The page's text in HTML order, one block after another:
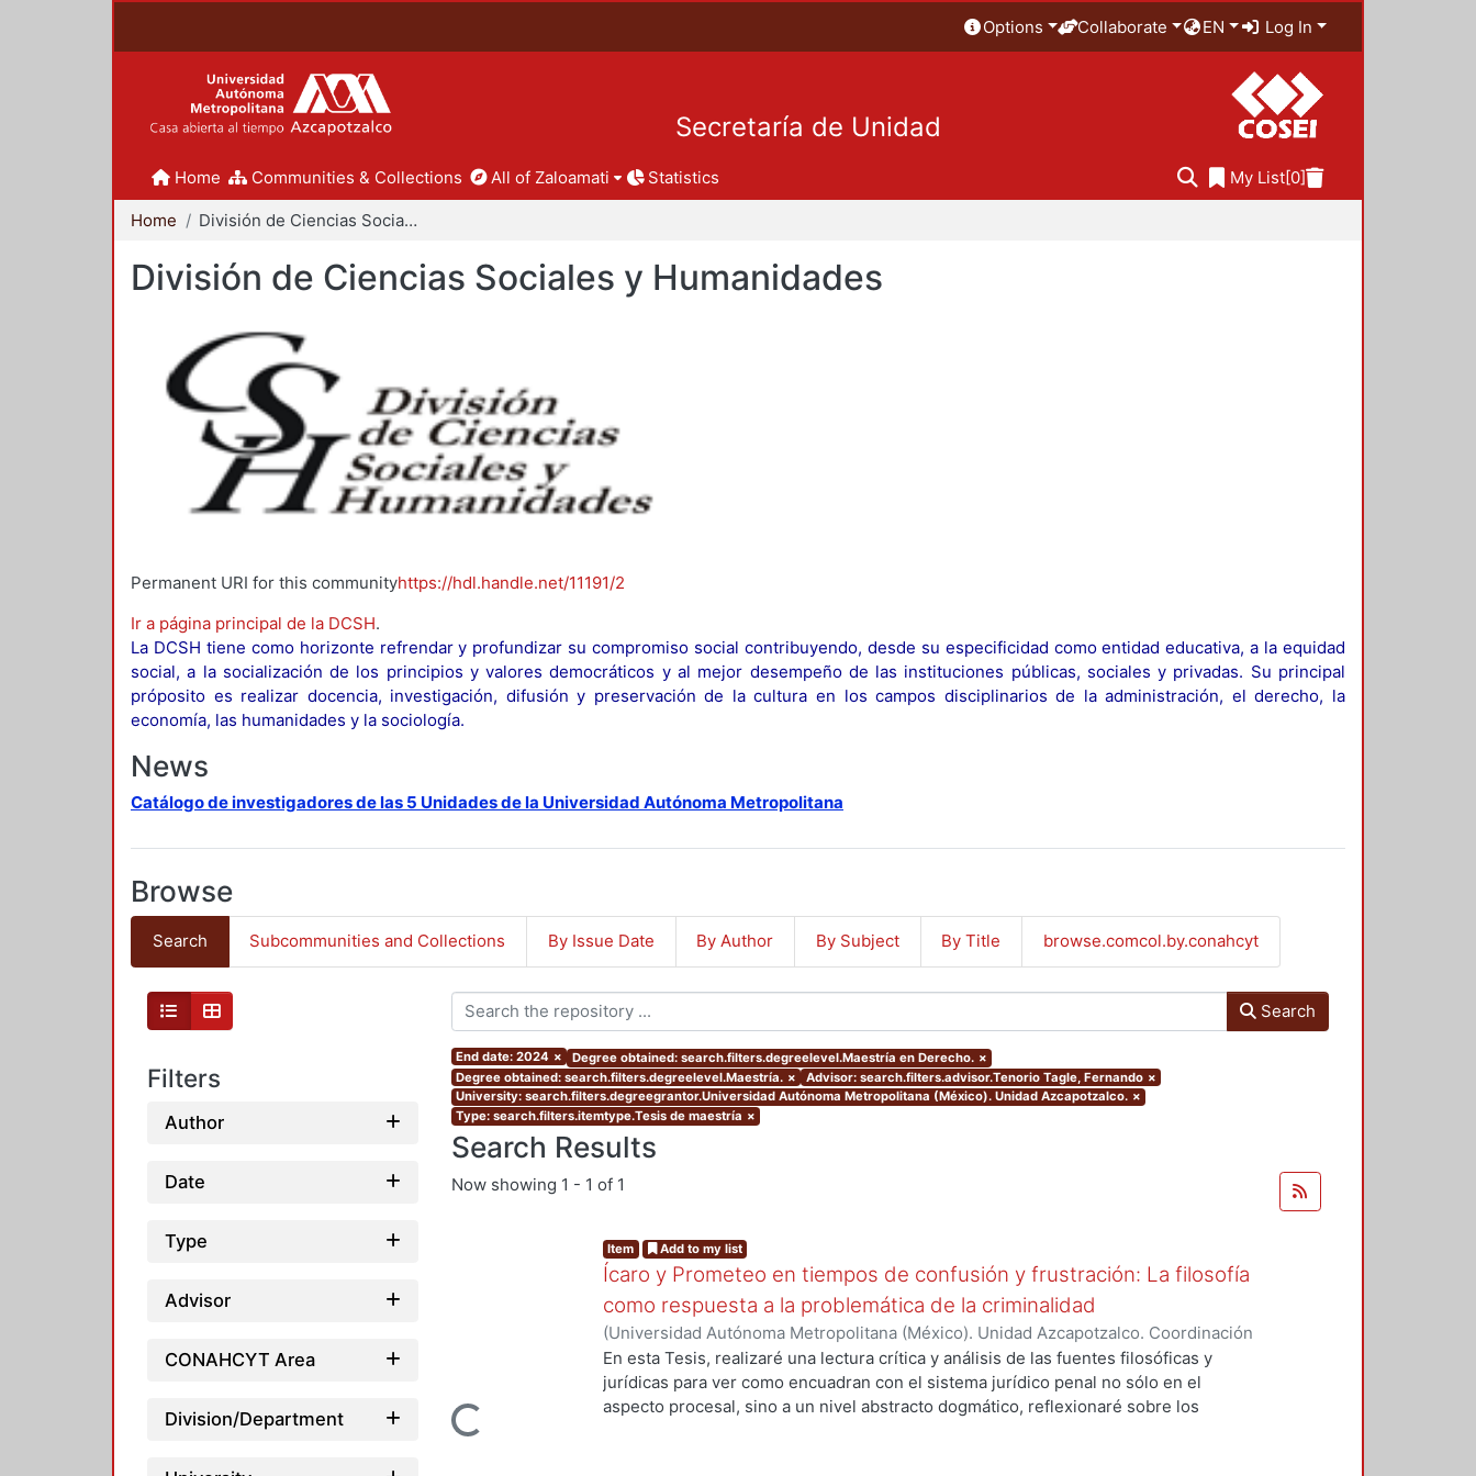
Options Collaborate EN Log In
Secretaría de Unidad
Home Communities & Collections All of Zaloamati Statistics My List[0]
Home División de Ciencias Sociales y Humanidades
División de Ciencias Sociales y Humanidades
Permanent URI for this communityhttps://hdl.handle.net/11191/2
Ir a página principal de la DCSH.
La DCSH tiene como horizonte refrendar y profundizar su compromiso social contribuyendo, desde su especificidad como entidad educativa, a la equidad
social, a la socialización de los principios y valores democráticos y al mejor desempeño de las instituciones públicas, sociales y privadas. Su principal
próposito es realizar docencia, investigación, difusión y preservación de la cultura en los campos disciplinarios de la administración, el derecho, la
economía, las humanidades y la sociología.
News
Catálogo de investigadores de las 5 Unidades de la Universidad Autónoma Metropolitana
Browse
Search Subcommunities and Collections By Issue Date By Author By Subject By Title browse.comcol.by.conahcyt
Filters
Author
Date
Type
Advisor
CONAHCYT Area
Division/Department
Search
End date: 2024 × Degree obtained: search.filters.degreelevel.Maestría en Derecho. ×
Degree obtained: search.filters.degreelevel.Maestría. × Advisor: search.filters.advisor.Tenorio Tagle, Fernando ×
University: search.filters.degreegrantor.Universidad Autónoma Metropolitana (México). Unidad Azcapotzalco. ×
Type: search.filters.itemtype.Tesis de maestría ×
Search Results
Now showing 1 - 1 of 1
Loading...
Item Add to my list
Ícaro y Prometeo en tiempos de confusión y frustración: La filosofía
como respuesta a la problemática de la criminalidad
(Universidad Autónoma Metropolitana (México). Unidad Azcapotzalco. Coordinación
de Servicios de Información.,2021-04-22)Gil Del Rey, Adolfo
En esta Tesis, realizaré una lectura crítica y análisis de las fuentes filosóficas y
jurídicas para ver como encuadran con el sistema jurídico penal no sólo en el
aspecto procesal, sino a un nivel abstracto dogmático, reflexionaré sobre los